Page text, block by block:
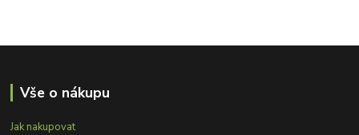
Vše o nákupu
Jak nakupovat